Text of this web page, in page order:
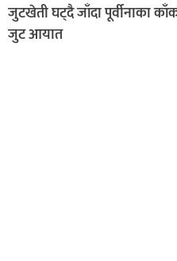
जुटखेती घट्दै जाँदा पूर्वीनाका
जुट आयात